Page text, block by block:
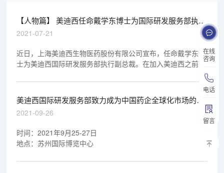
在线
咨询
电话
留言
【人物篇】 美迪西任命戴学东博士为国际研发服务部执行
副总裁
2021-07-21
近日，上海美迪西生物医药股份有限公司宣布，任命戴学东博
士为美迪西国际研发服务部执行副总裁。在加入美迪西之前，
戴博士曾于西安杨森、辉源生物科技、GSK、Xenoport等国内
外知名药企及CRO担
美迪西国际研发服务部致力成为中国药企全球化市场的引
路人
2021-09-26
时间：2021年9月25-27日
地点：苏州国际博览中心